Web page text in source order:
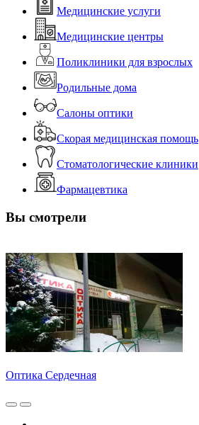
Медицинские услуги
Медицинские центры
Поликлиники для взрослых
Родильные дома
Салоны оптики
Скорая медицинская помощь
Стоматологические клиники
Фармацевтика
Вы смотрели
Оптика Сердечная